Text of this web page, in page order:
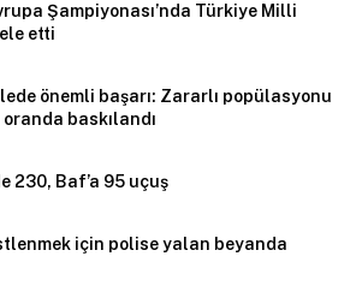
Şampiyonası’nda Türkiye Milli
etti
önemli başarı: Zararlı popülasyonu
baskılandı
230, Baf’a 95 uçuş
için polise yalan beyanda